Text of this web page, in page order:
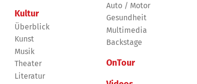
Kultur
Überblick
Kunst
Musik
Theater
Literatur
Auto / Motor
Gesundheit
Multimedia
Backstage
OnTour